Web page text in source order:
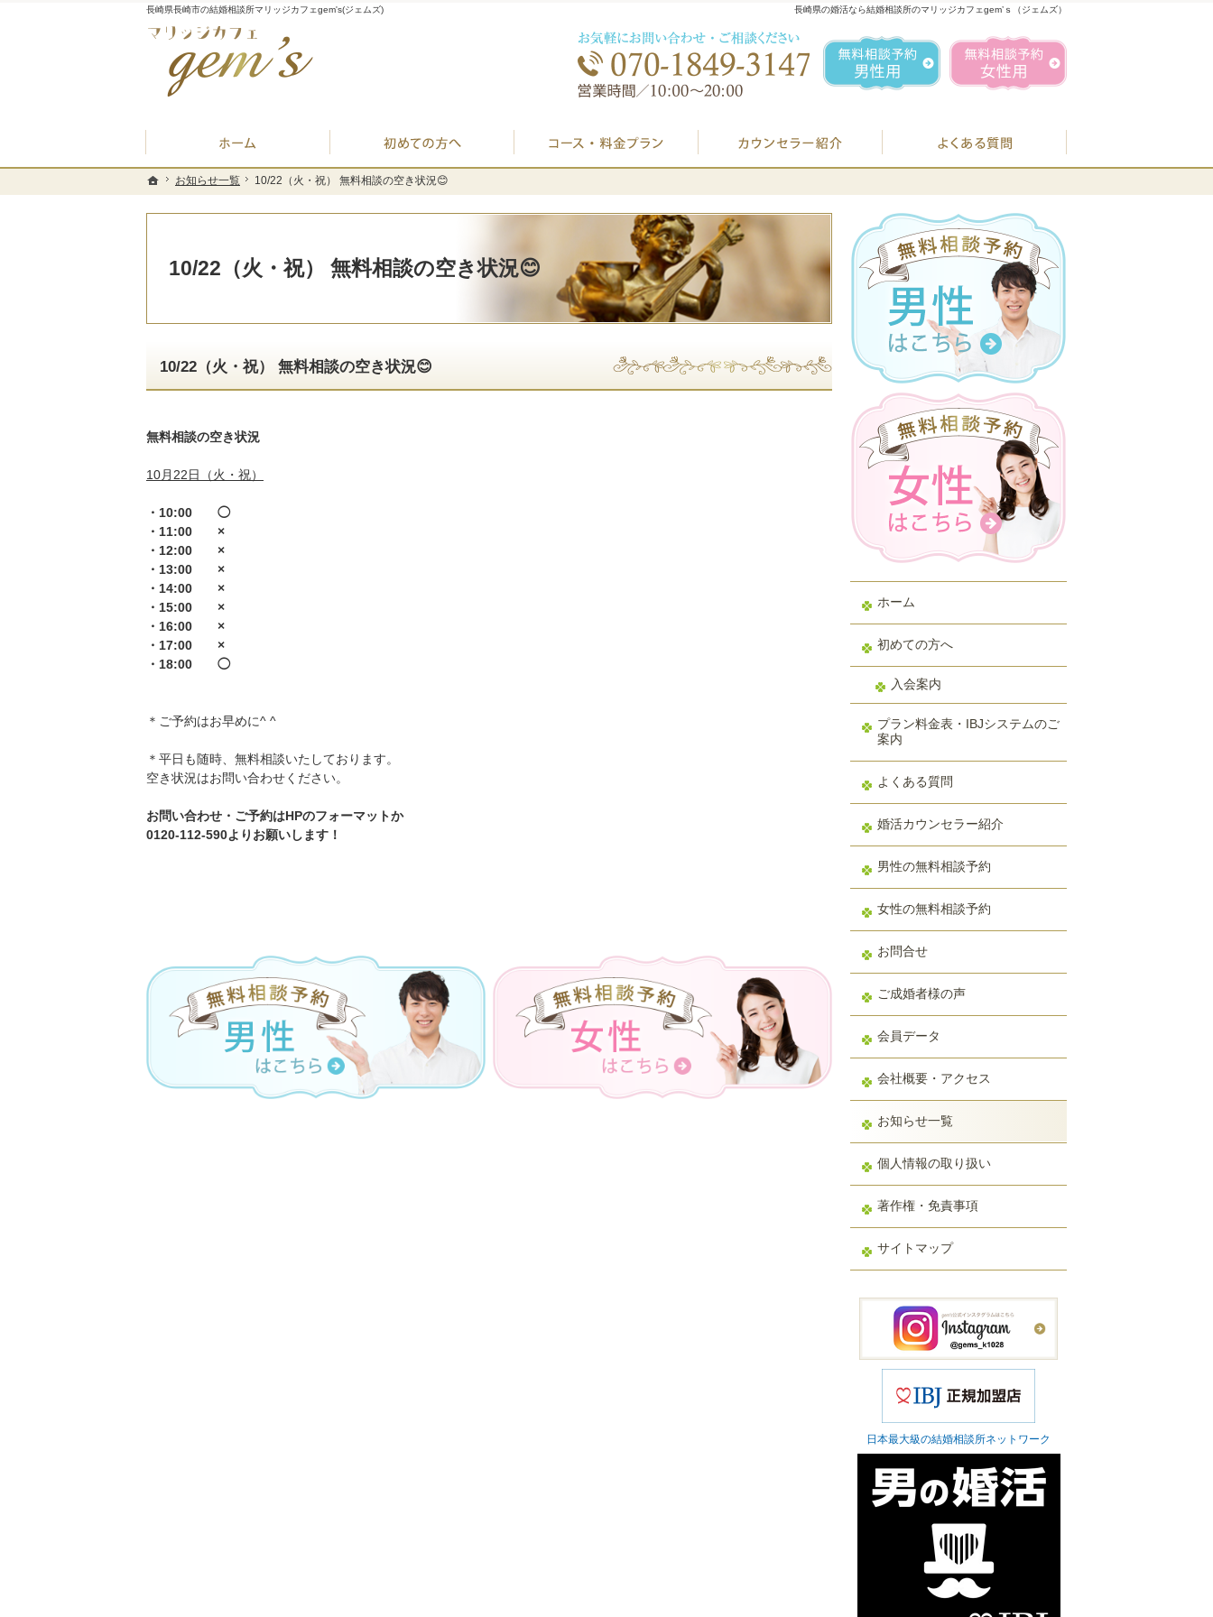
ホーム
お知らせ一覧 10/22（火・祝） 無料相談の空き状況😊
10/22（火・祝） 無料相談の空き状況😊
長崎県の婚活なら結婚相談所のマリッジカフェgem’ｓ（ジェムズ）
長崎県長崎市の結婚相談所マリッジカフェgem's(ジェムズ)
10/22（火・祝） 無料相談の空き状況😊
無料相談の空き状況
10月22日（火・祝）
・10:00 ◯
・11:00 ×
・12:00 ×
・13:00 ×
・14:00 ×
・15:00 ×
・16:00 ×
・17:00 ×
・18:00 ◯
＊ご予約はお早めに^ ^
＊平日も随時、無料相談いたしております。
空き状況はお問い合わせください。
お問い合わせ・ご予約はHPのフォーマットか
0120-112-590よりお願いします！
ホーム
初めての方へ
入会案内
プラン料金表・IBJシステムのご
案内
よくある質問
婚活カウンセラー紹介
男性の無料相談予約
女性の無料相談予約
お問合せ
ご成婚者様の声
会員データ
会社概要・アクセス
お知らせ一覧
個人情報の取り扱い
著作権・免責事項
サイトマップ
日本最大級の結婚相談所ネットワーク
070-1849-3147
無料相談予約男性用
ホーム
お知らせ一覧 10/22（火・祝） 無料相談の空き状況😊